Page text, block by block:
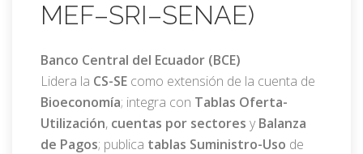
MEF–SRI–SENAE)
Banco Central del Ecuador (BCE)
Lidera la CS-SE como extensión de la cuenta de
Bioeconomía; integra con Tablas Oferta-
Utilización, cuentas por sectores y Balanza
de Pagos; publica tablas Suministro-Uso de